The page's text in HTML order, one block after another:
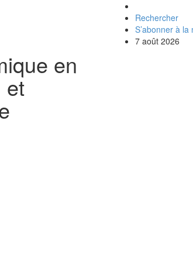
en
et
Rechercher
S’abonner à la
7 août 2026